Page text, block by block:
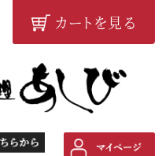
カートを見る